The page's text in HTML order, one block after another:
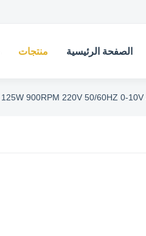
الصفحة الرئيسية منتجات